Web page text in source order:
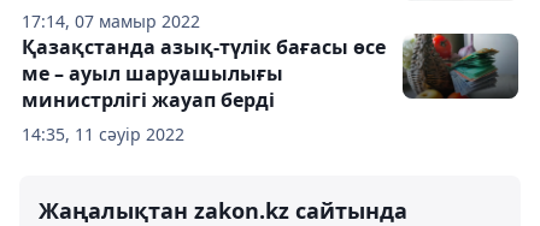
17:14, 07 мамыр 2022
14:35, 11 сәуір 2022
Қазақстанда азық-түлік бағасы өсе
ме – ауыл шаруашылығы
министрлігі жауап берді
Жаңалықтан zakon.kz сайтында